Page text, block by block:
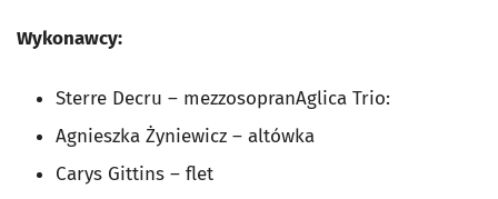
Wykonawcy:
Sterre Decru – mezzosopranAglica Trio:
Agnieszka Żyniewicz – altówka
Carys Gittins – flet